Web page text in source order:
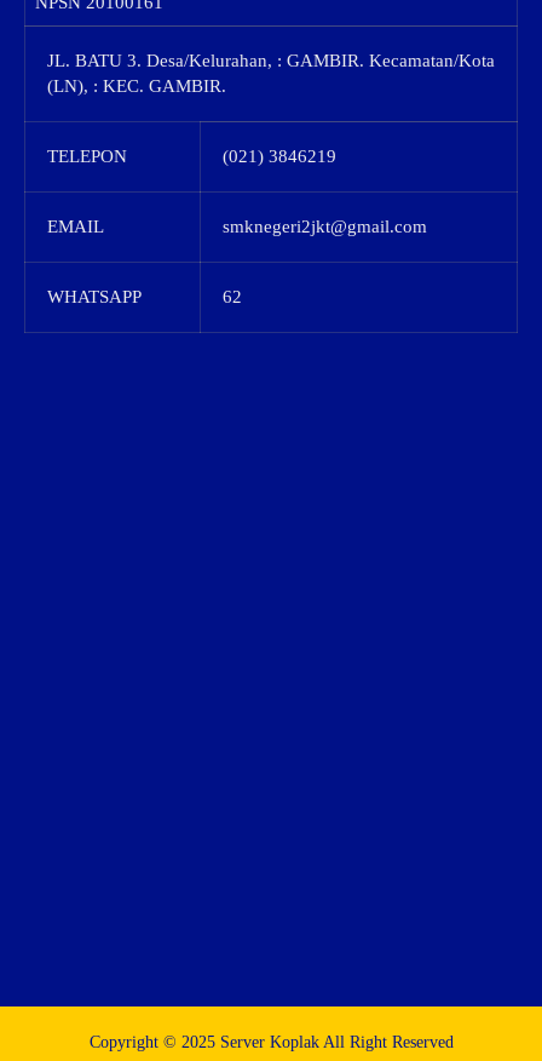
JL. BATU 3. Desa/Kelurahan, : GAMBIR. Kecamatan/Kota
(LN), : KEC. GAMBIR.
TELEPON (021) 3846219
EMAIL smknegeri2jkt@gmail.com
WHATSAPP 62
Copyright © 2025 Server Koplak All Right Reserved